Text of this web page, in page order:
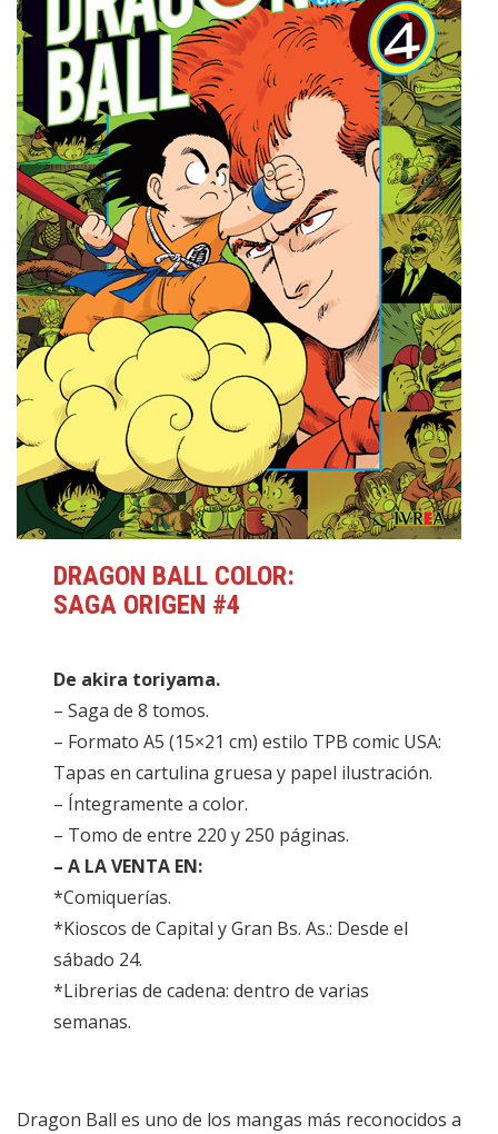
DRAGON BALL COLOR:
SAGA ORIGEN #4
De akira toriyama.
– Saga de 8 tomos.
– Formato A5 (15×21 cm) estilo TPB comic USA:
Tapas en cartulina gruesa y papel ilustración.
– Íntegramente a color.
– Tomo de entre 220 y 250 páginas.
– A LA VENTA EN:
*Comiquerías.
*Kioscos de Capital y Gran Bs. As.: Desde el
sábado 24.
*Librerias de cadena: dentro de varias
semanas.
Dragon Ball es uno de los mangas más reconocidos a